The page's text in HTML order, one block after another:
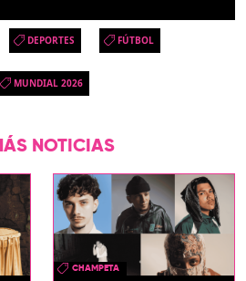
DEPORTES FÚTBOL
MUNDIAL 2026
NOTICIAS
CHAMPETA